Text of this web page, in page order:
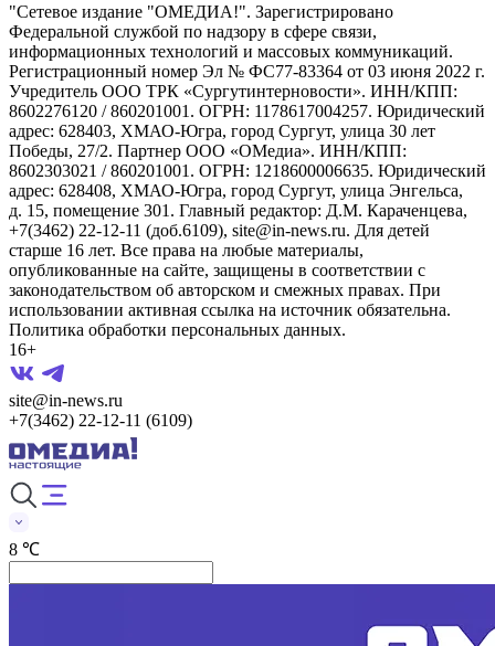
"Сетевое издание "ОМЕДИА!". Зарегистрировано
Федеральной службой по надзору в сфере связи,
информационных технологий и массовых коммуникаций.
Регистрационный номер Эл № ФС77-83364 от 03 июня 2022 г.
Учредитель ООО ТРК «Сургутинтерновости». ИНН/КПП:
8602276120 / 860201001. ОГРН: 1178617004257. Юридический
адрес: 628403, ХМАО-Югра, город Сургут, улица 30 лет
Победы, 27/2. Партнер ООО «ОМедиа». ИНН/КПП:
8602303021 / 860201001. ОГРН: 1218600006635. Юридический
адрес: 628408, ХМАО-Югра, город Сургут, улица Энгельса,
д. 15, помещение 301. Главный редактор: Д.М. Караченцева,
+7(3462) 22-12-11 (доб.6109), site@in-news.ru. Для детей
старше 16 лет. Все права на любые материалы,
опубликованные на сайте, защищены в соответствии с
законодательством об авторском и смежных правах. При
использовании активная ссылка на источник обязательна.
Политика обработки персональных данных.
16+
site@in-news.ru
+7(3462) 22-12-11 (6109)
8 ℃